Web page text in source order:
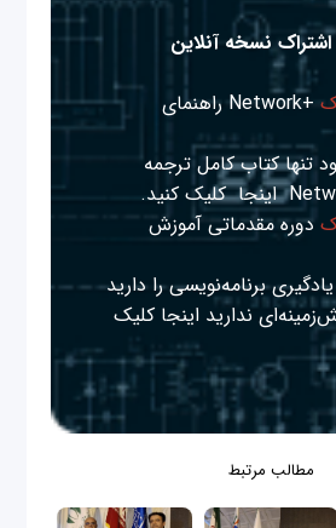
نسخه آنلاین
+Network راهنمای
تنها کتاب کامل ترجمه
اینجا کلیک کنید.
دوره مقدماتی آموزش
برنامه‌نویسی را دارید
نداریداینجا کلیک
مطالب مرتبط